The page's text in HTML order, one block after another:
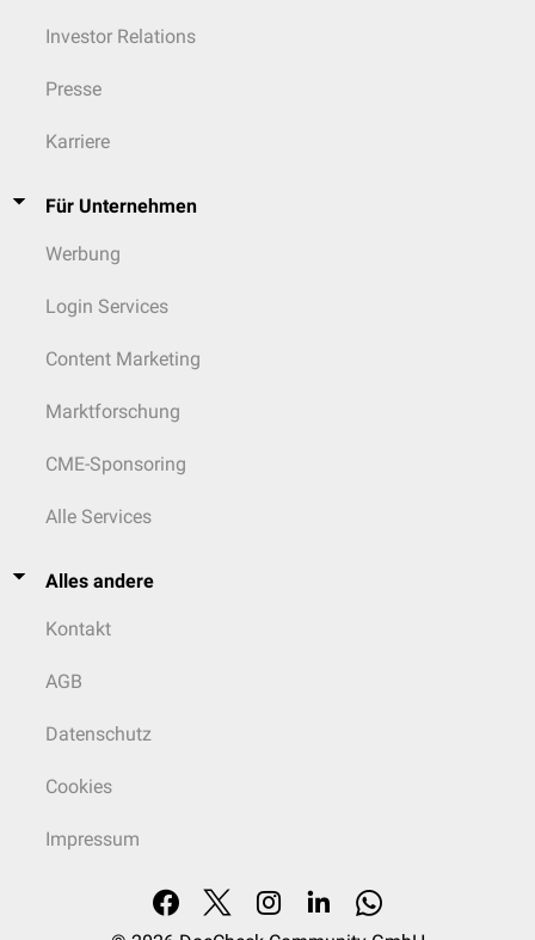
Investor Relations
Presse
Karriere
Für Unternehmen
Werbung
Login Services
Content Marketing
Marktforschung
CME-Sponsoring
Alle Services
Alles andere
Kontakt
AGB
Datenschutz
Cookies
Impressum